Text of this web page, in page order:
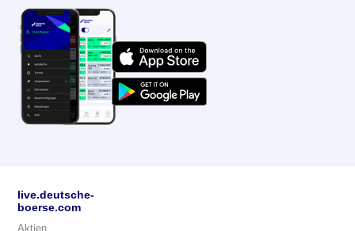
live.deutsche-
boerse.com
Aktien